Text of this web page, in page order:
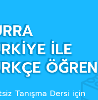
İLE
ÖĞREN
Tanışma Dersi için